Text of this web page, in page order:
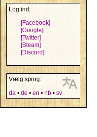
Log ind:
[Facebook]
[Google]
[Twitter]
[Steam]
[Discord]
Vælg sprog:
da • de • en • nb • sv